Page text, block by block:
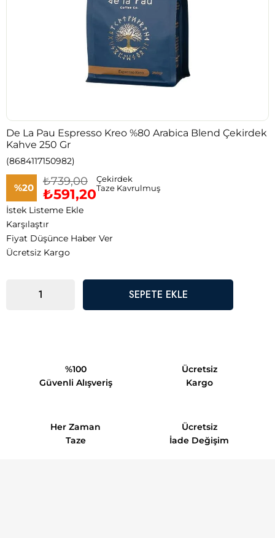
De La Pau Espresso Kreo %80 Arabica Blend Çekirdek
Kahve 250 Gr
(8684117150982)
%20
İndirim
₺739,00
₺591,20
Çekirdek
Taze Kavrulmuş
İstek Listeme Ekle
Karşılaştır
Fiyat Düşünce Haber Ver
Ücretsiz Kargo
%100
Güvenli Alışveriş
Ücretsiz
Kargo
Her Zaman
Taze
Ücretsiz
İade Değişim